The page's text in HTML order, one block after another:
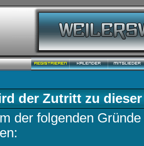
der Zutritt zu
der folgenden